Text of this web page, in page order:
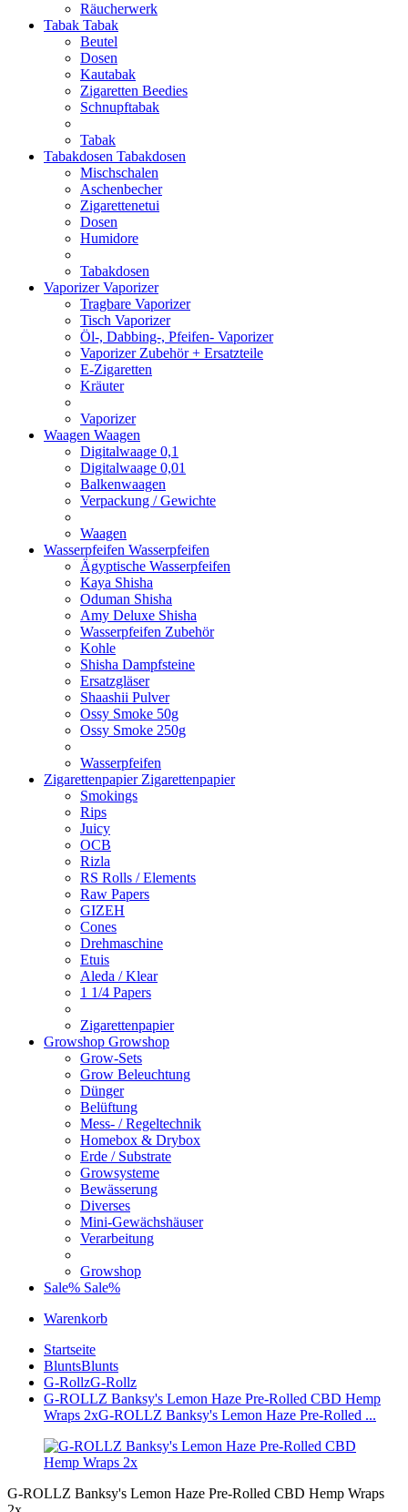
Räucherwerk
Tabak Tabak
Beutel
Dosen
Kautabak
Zigaretten Beedies
Schnupftabak
Tabak
Tabakdosen Tabakdosen
Mischschalen
Aschenbecher
Zigarettenetui
Dosen
Humidore
Tabakdosen
VaporizerVaporizer
Tragbare Vaporizer
Tisch Vaporizer
Öl-, Dabbing-, Pfeifen- Vaporizer
Vaporizer Zubehör + Ersatzteile
E-Zigaretten
Kräuter
Vaporizer
Waagen Waagen
Digitalwaage 0,1
Digitalwaage 0,01
Balkenwaagen
Verpackung / Gewichte
Waagen
Wasserpfeifen Wasserpfeifen
Ägyptische Wasserpfeifen
Kaya Shisha
Oduman Shisha
Amy Deluxe Shisha
Wasserpfeifen Zubehör
Kohle
Shisha Dampfsteine
Ersatzgläser
Shaashii Pulver
Ossy Smoke 50g
Ossy Smoke 250g
Wasserpfeifen
Zigarettenpapier Zigarettenpapier
Smokings
Rips
Juicy
OCB
Rizla
RS Rolls / Elements
Raw Papers
GIZEH
Cones
Drehmaschine
Etuis
Aleda / Klear
1 1/4 Papers
Zigarettenpapier
Growshop Growshop
Grow-Sets
Grow Beleuchtung
Dünger
Belüftung
Mess- / Regeltechnik
Homebox & Drybox
Erde / Substrate
Growsysteme
Bewässerung
Diverses
Mini-Gewächshäuser
Verarbeitung
Growshop
Sale% Sale%
Warenkorb
Startseite
BluntsBlunts
G-RollzG-Rollz
G-ROLLZ Banksy's Lemon Haze Pre-Rolled CBD Hemp
Wraps 2xG-ROLLZ Banksy's Lemon Haze Pre-Rolled ...
G-ROLLZ Banksy's Lemon Haze Pre-Rolled CBD Hemp Wraps